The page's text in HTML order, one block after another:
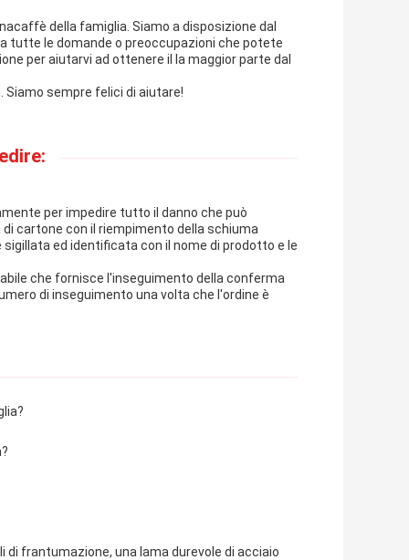
della famiglia. Siamo a disposizione dal
tutte le domande o preoccupazioni che potete
per aiutarvi ad ottenere il la maggior parte dal
sempre felici di aiutare!
per impedire tutto il danno che può
cartone con il riempimento della schiuma
ed identificata con il nome di prodotto e le
che fornisce l'inseguimento della conferma
di inseguimento una volta che l'ordine è
frantumazione, una lama durevole di acciaio